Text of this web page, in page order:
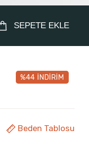
SEPETE EKLE
%44 İNDİRİM
Beden Tablosu